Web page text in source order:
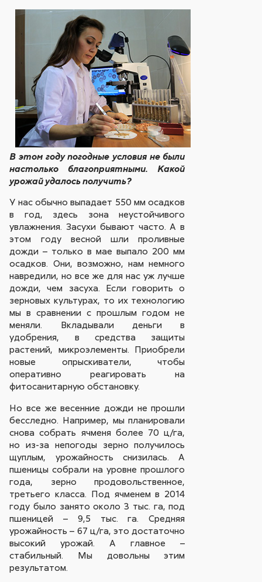
В этом году погодные условия не были
настолько благоприятными. Какой
урожай удалось получить?
У нас обычно выпадает 550 мм осадков
в год, здесь зона неустойчивого
увлажнения. Засухи бывают часто. А в
этом году весной шли проливные
дожди – только в мае выпало 200 мм
осадков. Они, возможно, нам немного
навредили, но все же для нас уж лучше
дожди, чем засуха. Если говорить о
зерновых культурах, то их технологию
мы в сравнении с прошлым годом не
меняли. Вкладывали деньги в
удобрения, в средства защиты
растений, микроэлементы. Приобрели
новые опрыскиватели, чтобы
оперативно реагировать на
фитосанитарную обстановку.
Но все же весенние дожди не прошли
бесследно. Например, мы планировали
снова собрать ячменя более 70 ц/га,
но из-за непогоды зерно получилось
щуплым, урожайность снизилась. А
пшеницы собрали на уровне прошлого
года, зерно продовольственное,
третьего класса. Под ячменем в 2014
году было занято около 3 тыс. га, под
пшеницей – 9,5 тыс. га. Средняя
урожайность – 67 ц/га, это достаточно
высокий урожай. А главное –
стабильный. Мы довольны этим
результатом.